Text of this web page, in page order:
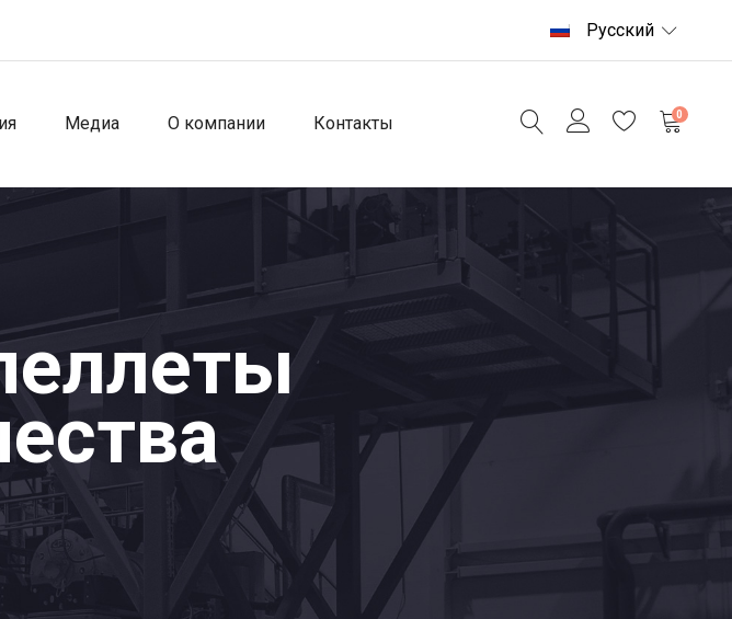
Русский
Медиа О компании Контакты 0